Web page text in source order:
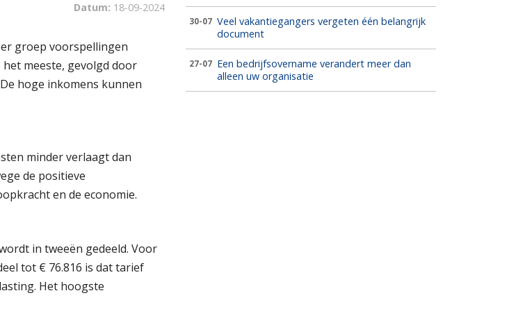
Datum: 18-09-2024
groep voorspellingen
meeste, gevolgd door
hoge inkomens kunnen
minder verlaagt dan
de positieve
en de economie.
in tweeën gedeeld. Voor
tot € 76.816 is dat tarief
Het hoogste
30-07 Veel vakantiegangers vergeten één belangrijk
document
27-07 Een bedrijfsovername verandert meer dan
alleen uw organisatie